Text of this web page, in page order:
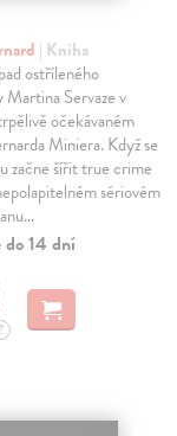
| Kniha
ostříleného
Martina Servaze v
očekávaném
Miniera. Když se
začne šířit true crime
sériovém
do 14 dní